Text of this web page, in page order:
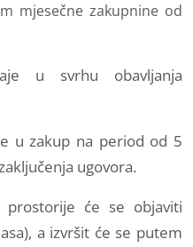
mjesečne zakupnine od
u svrhu obavljanja
u zakup na period od 5
ugovora.
prostorije će se objaviti
a izvršit će se putem